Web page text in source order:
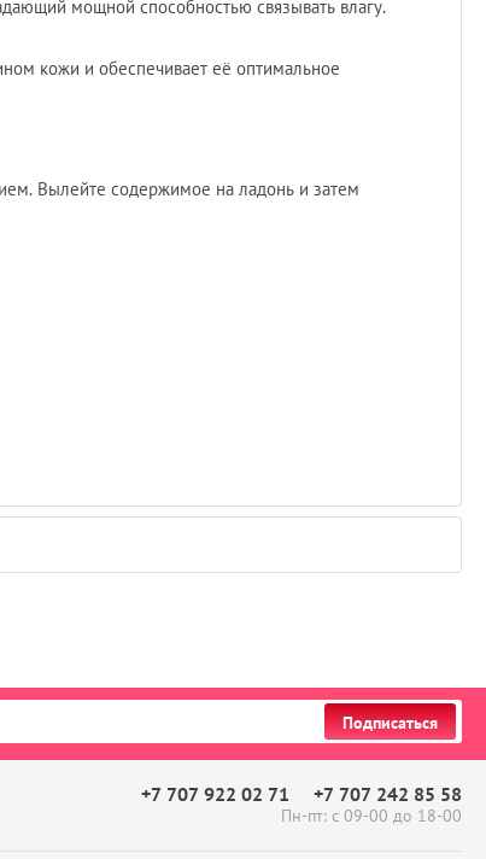
мощной способностью связывать влагу.
кожи и обеспечивает её оптимальное
Вылейте содержимое на ладонь и затем
Подписаться
+7 707 922 02 71 +7 707 242 85 58
Пн-пт: с 09-00 до 18-00